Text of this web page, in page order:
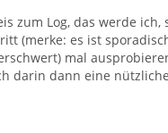
zum Log, das werde ich,
(merke: es ist
mal
darin dann eine nützliche